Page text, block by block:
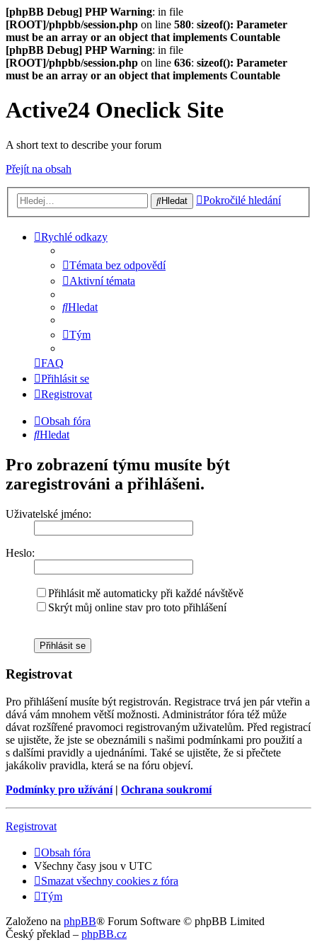
[phpBB Debug] PHP Warning: in file
[ROOT]/phpbb/session.php on line 580: sizeof(): Parameter
must be an array or an object that implements Countable
[phpBB Debug] PHP Warning: in file
[ROOT]/phpbb/session.php on line 636: sizeof(): Parameter
must be an array or an object that implements Countable
Active24 Oneclick Site
A short text to describe your forum
Přejít na obsah
Hledat Pokročilé hledání
Rychlé odkazy
Témata bez odpovědí
Aktivní témata
Hledat
Tým
FAQ
Přihlásit se
Registrovat
Obsah fóra
Hledat
Pro zobrazení týmu musíte být
zaregistrováni a přihlášeni.
Uživatelské jméno:
Heslo:
Přihlásit mě automaticky při každé návštěvě
Skrýt můj online stav pro toto přihlášení
Registrovat
Pro přihlášení musíte být registrován. Registrace trvá jen pár vteřin a
dává vám mnohem větší možnosti. Administrátor fóra též může
dávat rozšířené pravomoci registrovaným uživatelům. Před registrací
se ujistěte, že jste se obeznámili s našimi podmínkami pro použití a
s dalšími pravidly a ujednáními. Také se ujistěte, že si přečtete
jakákoliv pravidla, která se na fóru objeví.
Podmínky pro užívání| Ochrana soukromí
Registrovat
Obsah fóra
Všechny časy jsou v UTC
Smazat všechny cookies z fóra
Tým
Založeno na phpBB® Forum Software © phpBB Limited
Český překlad – phpBB.cz